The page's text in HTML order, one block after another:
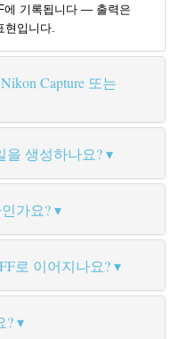
에 기록됩니다 — 출력은
현입니다.
Capture 또는
을 생성하나요?
가요?
로 이어지나요?
?